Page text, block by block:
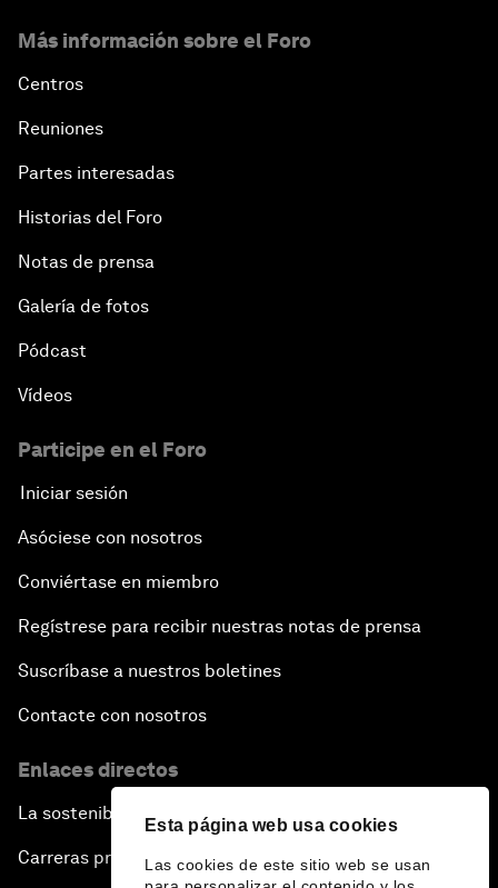
Esta página web usa cookies
Las cookies de este sitio web se usan
Más información sobre el Foro
Centros
Reuniones
Partes interesadas
Historias del Foro
Notas de prensa
Galería de fotos
Pódcast
Vídeos
Participe en el Foro
Iniciar sesión
Asóciese con nosotros
Conviértase en miembro
Regístrese para recibir nuestras notas de prensa
Suscríbase a nuestros boletines
Contacte con nosotros
Enlaces directos
La sostenibilidad en el Foro
Carreras profesionales